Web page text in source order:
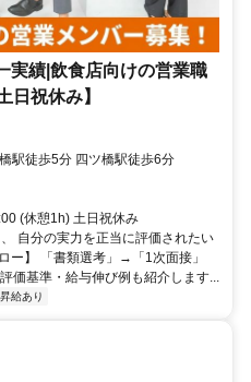
実績|飲食店向けの営業職
日祝休み】
長堀橋駅徒歩5分 四ツ橋駅徒歩6分
(休憩1h) 土日祝休み
自分の実力を正当に評価されたい
ー】 「書類選考」→「1次面接」
価基準・給与伸び例も紹介します...
昇給あり